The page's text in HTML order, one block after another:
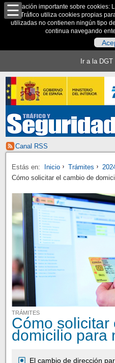
Información importante sobre cookies:
de Tráfico utiliza cookies propias
utilizadas no contienen ningún tipo
continua navegando
Ir a la DGT
Canal RSS
Estás en: Inicio Trámites
Cómo solicitar el cambio de
TRÁMITES
Cómo solicitar
domicilio para
El cambio de dirección